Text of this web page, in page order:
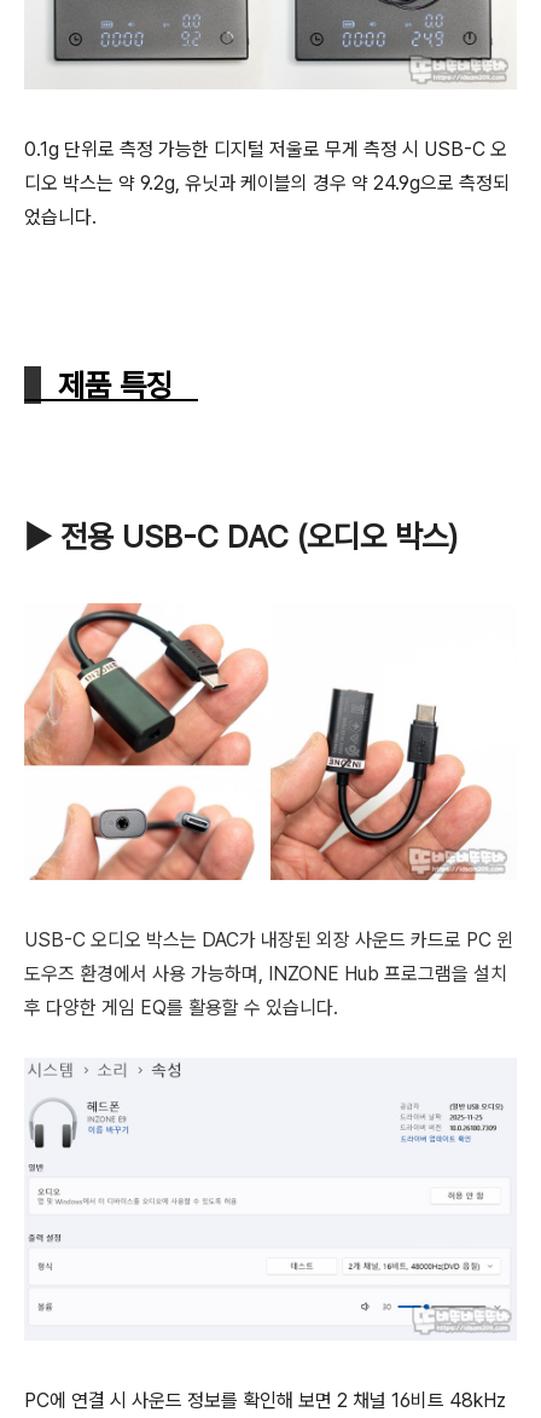
0.1g 단위로 측정 가능한 디지털 저울로 무게 측정 시 USB-C 오
디오 박스는 약 9.2g, 유닛과 케이블의 경우 약 24.9g으로 측정되
었습니다.
제품 특징
▶ 전용 USB-C DAC (오디오 박스)
USB-C 오디오 박스는 DAC가 내장된 외장 사운드 카드로 PC 윈
도우즈 환경에서 사용 가능하며, INZONE Hub 프로그램을 설치
후 다양한 게임 EQ를 활용할 수 있습니다.
PC에 연결 시 사운드 정보를 확인해 보면 2 채널 16비트 48kHz